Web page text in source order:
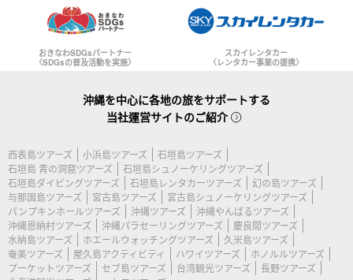
おきなわSDGsパートナー
〈SDGsの普及活動を実施〉
スカイレンタカー
〈レンタカー事業の提携〉
沖縄を中心に各地の旅をサポートする
当社運営サイトのご紹介
西表島ツアーズ 小浜島ツアーズ
石垣島ツアーズ
石垣島 青の洞窟ツアーズ
石垣島シュノーケリングツアーズ
石垣島ダイビングツアーズ
石垣島レンタカーツアーズ
幻の島ツアーズ
与那国島ツアーズ
宮古島ツアーズ
宮古島シュノーケリングツアーズ
パンプキンホールツアーズ
沖縄ツアーズ
沖縄やんばるツアーズ
沖縄恩納村ツアーズ
沖縄パラセーリングツアーズ
慶良間ツアーズ
水納島ツアーズ
ホエールウォッチングツアーズ
久米島ツアーズ
奄美ツアーズ
屋久島アクティビティ ハワイツアーズ
ホノルルツアーズ
プーケットツアーズ
セブ島ツアーズ 台湾観光ツアーズ
長野ツアーズ